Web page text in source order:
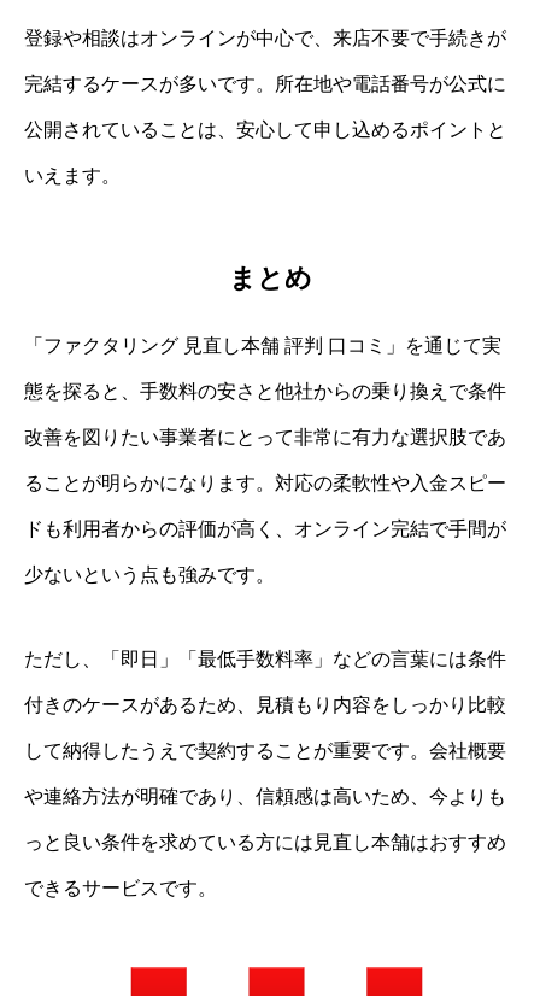
登録や相談はオンラインが中心で、来店不要で手続きが
完結するケースが多いです。所在地や電話番号が公式に
公開されていることは、安心して申し込めるポイントと
いえます。
まとめ
「ファクタリング 見直し本舗 評判 口コミ」を通じて実
態を探ると、手数料の安さと他社からの乗り換えで条件
改善を図りたい事業者にとって非常に有力な選択肢であ
ることが明らかになります。対応の柔軟性や入金スピー
ドも利用者からの評価が高く、オンライン完結で手間が
少ないという点も強みです。
ただし、「即日」「最低手数料率」などの言葉には条件
付きのケースがあるため、見積もり内容をしっかり比較
して納得したうえで契約することが重要です。会社概要
や連絡方法が明確であり、信頼感は高いため、今よりも
っと良い条件を求めている方には見直し本舗はおすすめ
できるサービスです。